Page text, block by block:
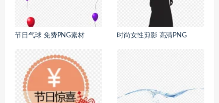
节日气球 免费PNG素材 时尚女性剪影 高清PNG